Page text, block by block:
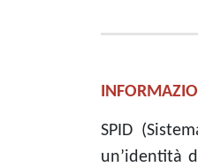
SPID
un’identità